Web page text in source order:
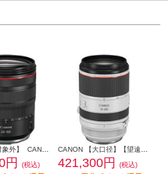
円 (税込) 421,300円 (税込)